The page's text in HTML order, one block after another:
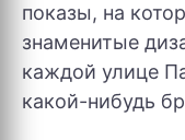
показы, на
знаменитые
каждой улице
какой-нибудь